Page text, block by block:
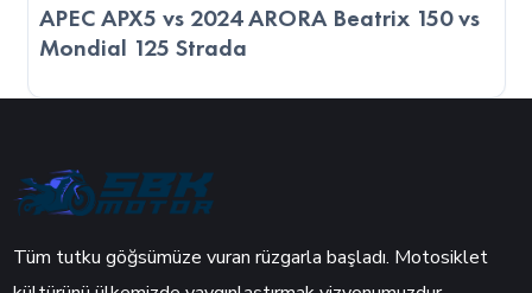
APEC APX5 vs 2024 ARORA Beatrix 150 vs
Mondial 125 Strada
Tüm tutku göğsümüze vuran rüzgarla başladı. Motosiklet